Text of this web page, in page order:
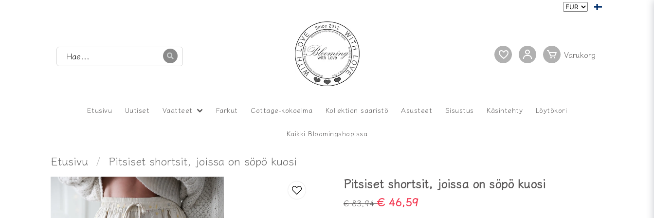
Etusivu Uutiset Vaatteet Farkut Cottage-kokoelma Kollektion saaristö Asusteet Sisustus Käsintehty Löytökori
Kaikki Bloomingshopissa
Etusivu Pitsiset shortsit, joissa on söpö kuosi
Pitsiset shortsit, joissa on söpö kuosi
€ 83,94€ 46,59